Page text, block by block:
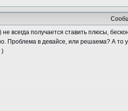
всегда получается ставить плюсы,
Проблема в девайсе, или решаема? А то
)